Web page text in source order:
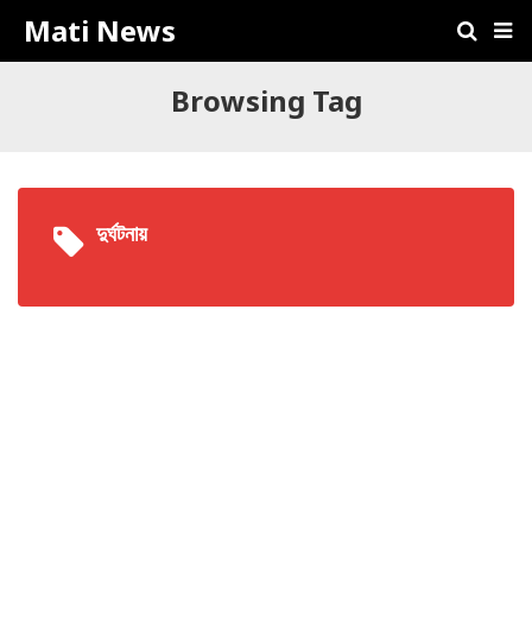
Mati News
Browsing Tag
দুর্ঘটনায়